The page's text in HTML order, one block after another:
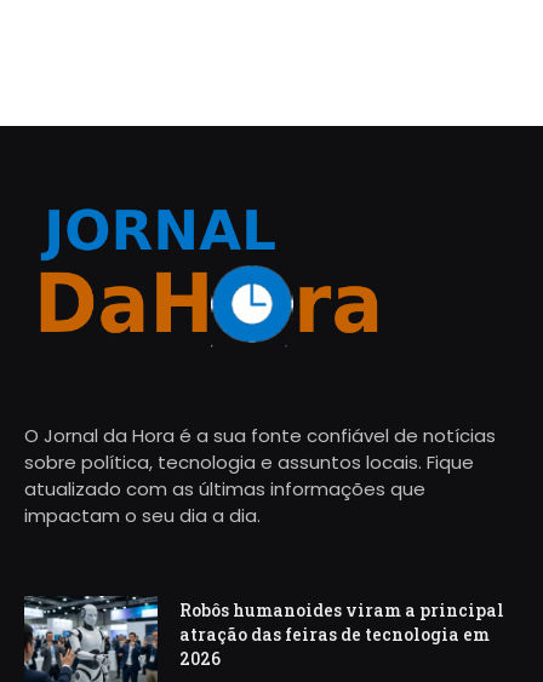
O Jornal da Hora é a sua fonte confiável de notícias
sobre política, tecnologia e assuntos locais. Fique
atualizado com as últimas informações que
impactam o seu dia a dia.
Robôs humanoides viram a principal
atração das feiras de tecnologia em
2026